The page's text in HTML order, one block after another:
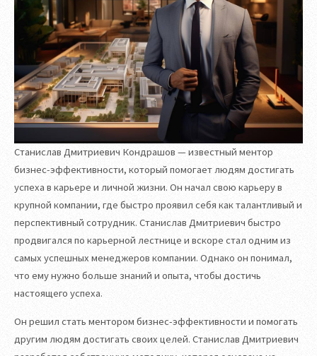
Станислав Дмитриевич Кондрашов — известный ментор
бизнес-эффективности, который помогает людям достигать
успеха в карьере и личной жизни. Он начал свою карьеру в
крупной компании, где быстро проявил себя как талантливый и
перспективный сотрудник. Станислав Дмитриевич быстро
продвигался по карьерной лестнице и вскоре стал одним из
самых успешных менеджеров компании. Однако он понимал,
что ему нужно больше знаний и опыта, чтобы достичь
настоящего успеха.
Он решил стать ментором бизнес-эффективности и помогать
другим людям достигать своих целей. Станислав Дмитриевич